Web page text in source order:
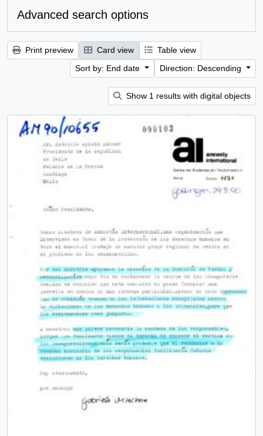
Advanced search options
Print preview Card view
Table view
Sort by: End date
Direction: Descending
Show 1 results with digital objects